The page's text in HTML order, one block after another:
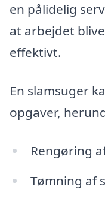
en pålidelig
at arbejdet
effektivt.
En slamsuger
opgaver,
Rengøring
Tømning af